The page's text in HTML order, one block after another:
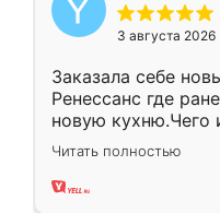
3 августа 2026
Заказала себе
Ренессанс где
новую кухню.Чего
вполне довольна.
два года,
Читать полностью